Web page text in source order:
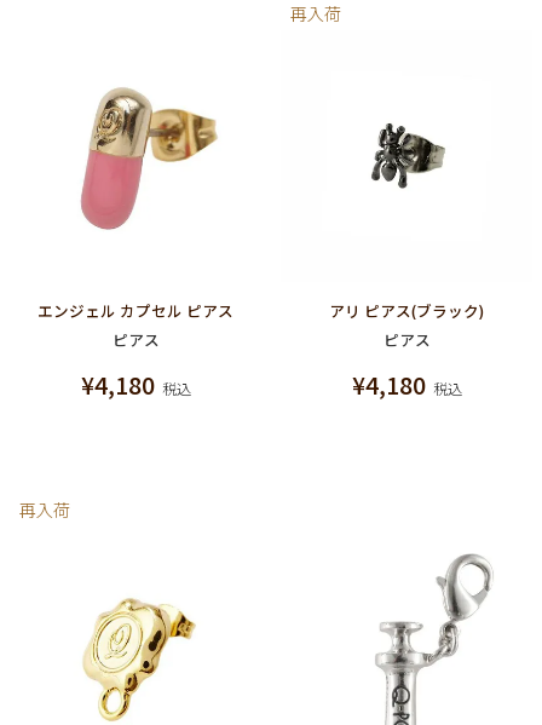
エンジェル カプセル ピアス
ピアス
¥4,180 税込
再入荷
アリ ピアス(ブラック)
ピアス
¥4,180 税込
再入荷